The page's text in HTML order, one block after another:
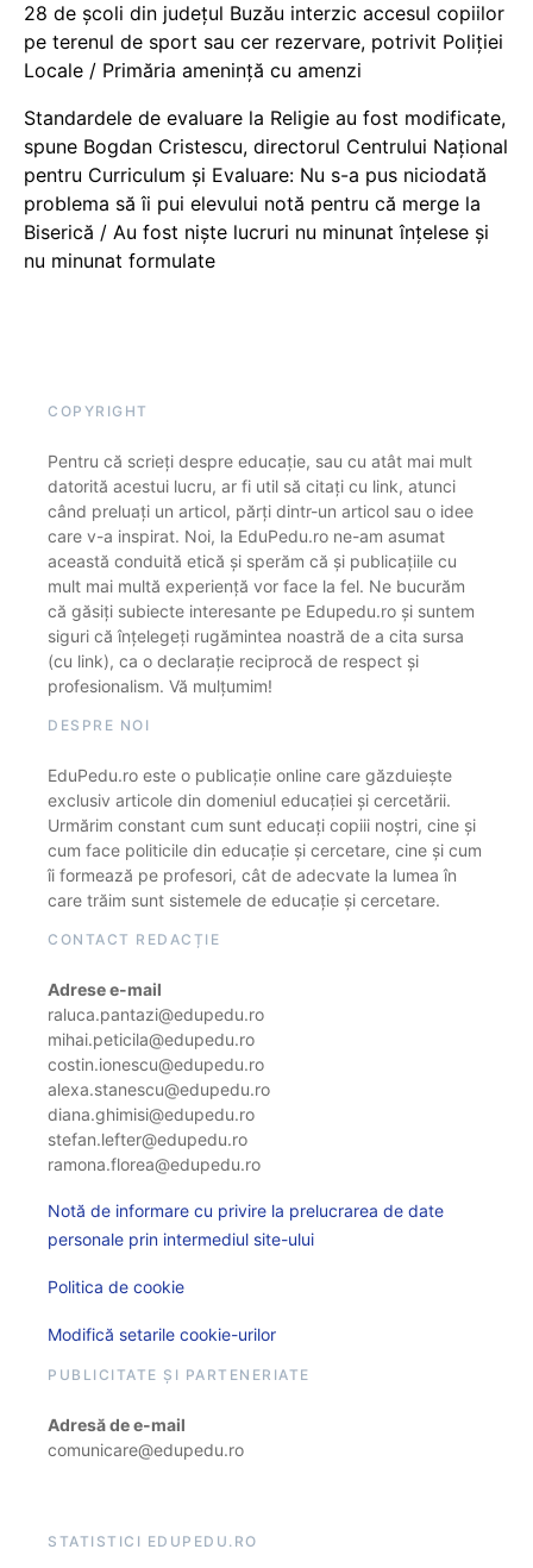
28 de școli din județul Buzău interzic accesul copiilor
pe terenul de sport sau cer rezervare, potrivit Poliției
Locale / Primăria amenință cu amenzi
Standardele de evaluare la Religie au fost modificate,
spune Bogdan Cristescu, directorul Centrului Național
pentru Curriculum și Evaluare: Nu s-a pus niciodată
problema să îi pui elevului notă pentru că merge la
Biserică / Au fost niște lucruri nu minunat înțelese și
nu minunat formulate
COPYRIGHT
Pentru că scrieți despre educație, sau cu atât mai mult
datorită acestui lucru, ar fi util să citați cu link, atunci
când preluați un articol, părți dintr-un articol sau o idee
care v-a inspirat. Noi, la EduPedu.ro ne-am asumat
această conduită etică și sperăm că și publicațiile cu
mult mai multă experiență vor face la fel. Ne bucurăm
că găsiți subiecte interesante pe Edupedu.ro și suntem
siguri că înțelegeți rugămintea noastră de a cita sursa
(cu link), ca o declarație reciprocă de respect și
profesionalism. Vă mulțumim!
DESPRE NOI
EduPedu.ro este o publicație online care găzduiește
exclusiv articole din domeniul educației și cercetării.
Urmărim constant cum sunt educați copiii noștri, cine și
cum face politicile din educație și cercetare, cine și cum
îi formează pe profesori, cât de adecvate la lumea în
care trăim sunt sistemele de educație și cercetare.
CONTACT REDACȚIE
Adrese e-mail
raluca.pantazi@edupedu.ro
mihai.peticila@edupedu.ro
costin.ionescu@edupedu.ro
alexa.stanescu@edupedu.ro
diana.ghimisi@edupedu.ro
stefan.lefter@edupedu.ro
ramona.florea@edupedu.ro
Notă de informare cu privire la prelucrarea de date
personale prin intermediul site-ului
Politica de cookie
Modifică setarile cookie-urilor
PUBLICITATE ȘI PARTENERIATE
Adresă de e-mail
comunicare@edupedu.ro
STATISTICI EDUPEDU.RO